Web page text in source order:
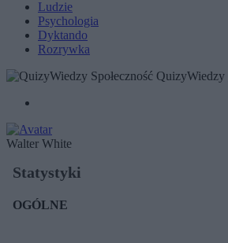
Ludzie
Psychologia
Dyktando
Rozrywka
Społeczność QuizyWiedzy
Walter White
Statystyki
OGÓLNE